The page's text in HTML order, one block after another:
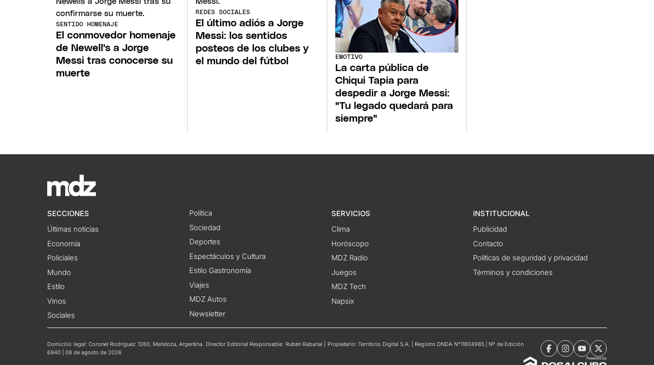
SENTIDO HOMENAJE
El conmovedor homenaje
de Newell's a Jorge
Messi tras conocerse su
muerte
REDES SOCIALES
El último adiós a Jorge
Messi: los sentidos
posteos de los clubes y
el mundo del fútbol
EMOTIVO
La carta pública de
Chiqui Tapia para
despedir a Jorge Messi:
"Tu legado quedará para
siempre"
SECCIONES
Últimas noticias
Economía
Policiales
Mundo
Estilo
Vinos
Sociales
Política
Sociedad
Deportes
Espectáculos y Cultura
Estilo Gastronomía
Viajes
MDZ Autos
Newsletter
SERVICIOS
Clima
Horóscopo
MDZ Radio
Juegos
MDZ Tech
Napsix
INSTITUCIONAL
Publicidad
Contacto
Políticas de seguridad y privacidad
Términos y condiciones
Domicilio legal: Coronel Rodríguez 1260, Mendoza, Argentina. Director Editorial Responsable: Rubén Rabanal | Propietario: Territorio Digital S.A. | Registro DNDA N°11804985 | Nº de Edición
6940 | 08 de agosto de 2026